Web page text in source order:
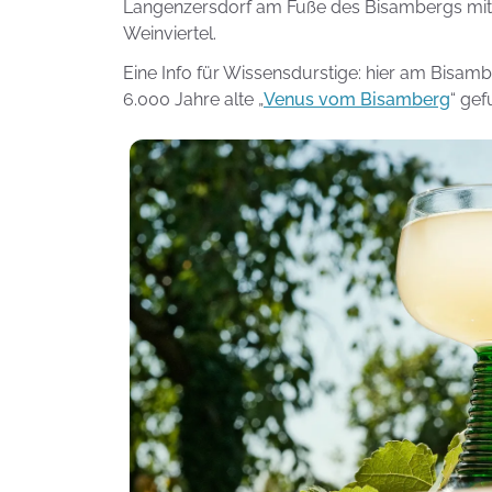
Langenzersdorf am Fuße des Bisambergs
Weinviertel.
Eine Info für Wissensdurstige: hier am
6.000 Jahre alte „Venus vom Bisamberg“